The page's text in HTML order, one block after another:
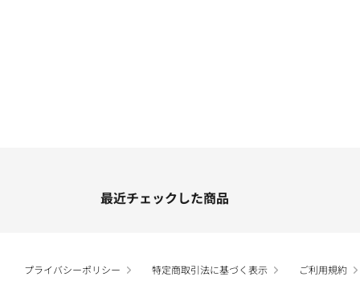
最近チェックした商品
プライバシーポリシー 特定商取引法に基づく表示 ご利用規約